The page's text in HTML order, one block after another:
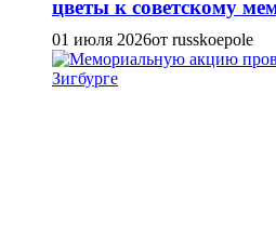
цветы к советскому
01 июля 2026от russkoepole